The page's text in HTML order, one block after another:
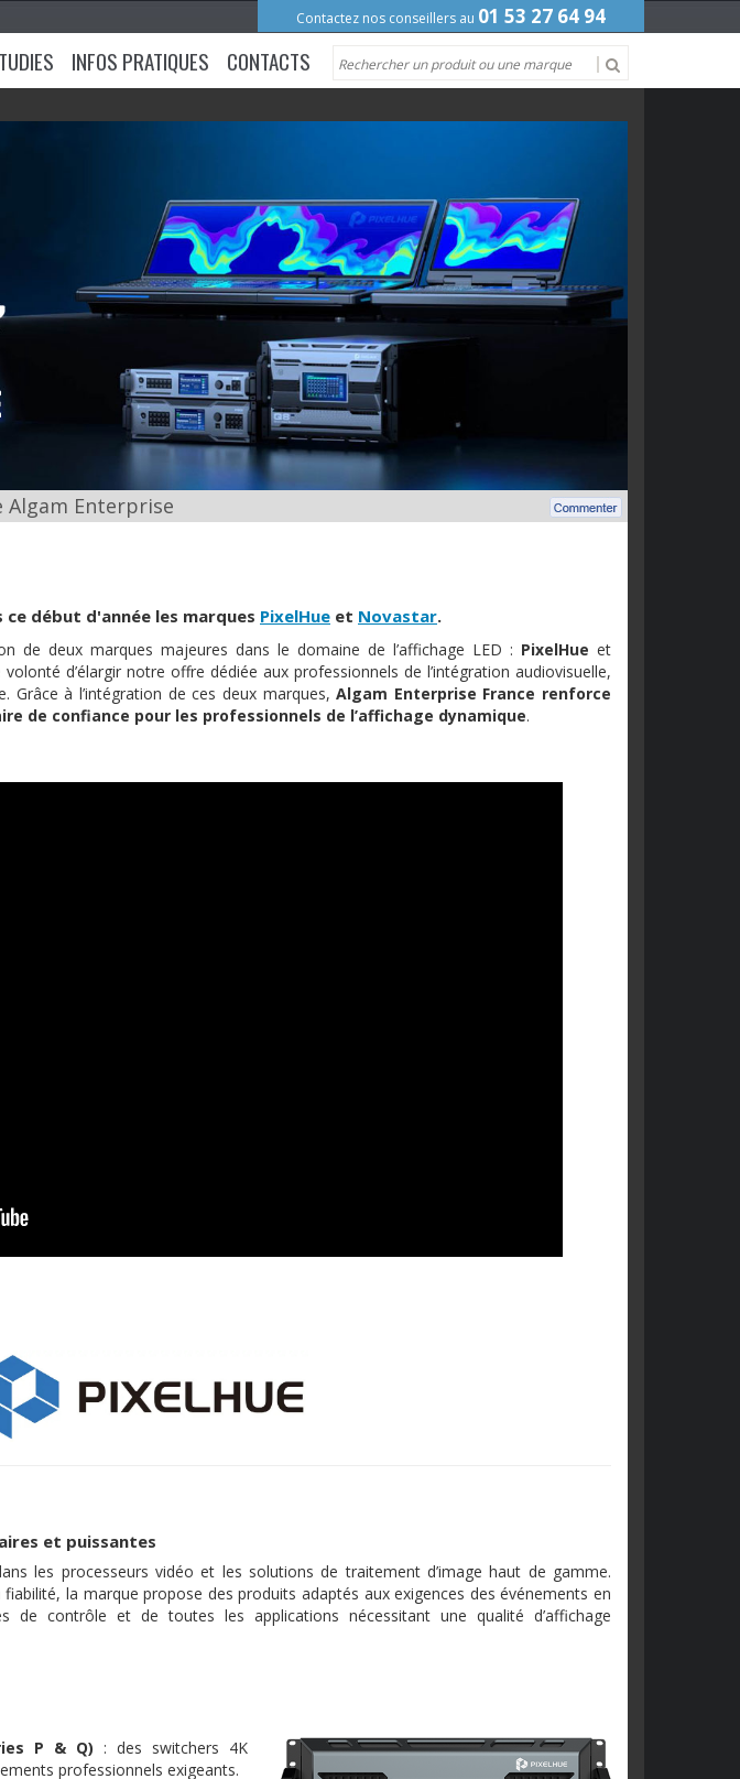
Contactez nos conseillers au 01 53 27 64 94
INFOS PRATIQUES CONTACTS
Algam Enterprise
début d'année les marques PixelHue et Novastar.
de deux marques majeures dans le domaine de l’affichage LED : PixelHue et
d’élargir notre offre dédiée aux professionnels de l’intégration audiovisuelle,
Grâce à l’intégration de ces deux marques,Algam Enterprise France renforce
de confiance pour les professionnels de l’affichage dynamique.
et puissantes
les processeurs vidéo et les solutions de traitement d’image haut de gamme.
la marque propose des produits adaptés aux exigences des événements en
de contrôle et de toutes les applications nécessitant une qualité d’affichage
P & Q) : des switchers 4K
professionnels exigeants.